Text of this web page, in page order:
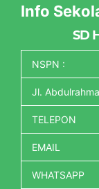
Info
SD
NSPN :
Jl.
TELEPON
EMAIL
WHATSAPP